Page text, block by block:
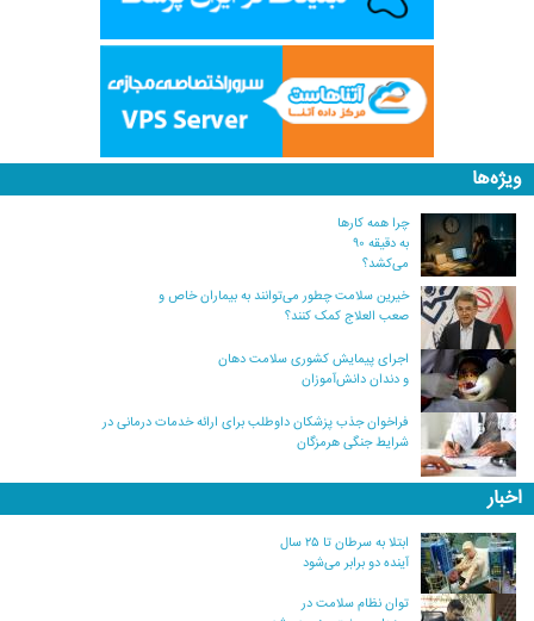
ویژه‌ها
چرا همه کارها
به دقیقه ۹۰
می‌کشد؟
خیرین سلامت چطور می‌توانند به بیماران خاص و
صعب العلاج کمک کنند؟
اجرای پیمایش کشوری سلامت دهان
و دندان دانش‌آموزان
فراخوان جذب پزشکان داوطلب برای ارائه خدمات درمانی در
شرایط جنگی هرمزگان
اخبار
ابتلا به سرطان تا ۲۵ سال
آینده دو برابر می‌شود
توان نظام سلامت در